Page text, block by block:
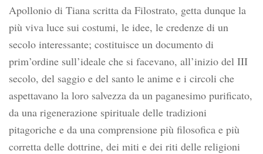
Apollonio di Tiana scritta da Filostrato, getta dunque la
più viva luce sui costumi, le idee, le credenze di un
secolo interessante; costituisce un documento di
prim’ordine sull’ideale che si facevano, all’inizio del III
secolo, del saggio e del santo le anime e i circoli che
aspettavano la loro salvezza da un paganesimo purificato,
da una rigenerazione spirituale delle tradizioni
pitagoriche e da una comprensione più filosofica e più
corretta delle dottrine, dei miti e dei riti delle religioni